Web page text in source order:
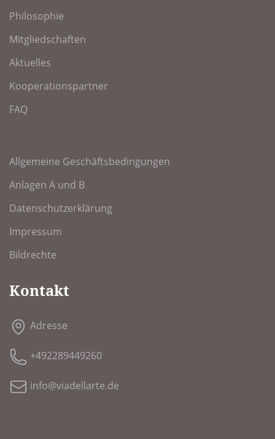
Philosophie
Mitgliedschaften
Aktuelles
Kooperationspartner
FAQ
Allgemeine Geschäftsbedingungen
Anlagen A und B
Datenschutzerklärung
Impressum
Bildrechte
Kontakt
Adresse
+492289449260
info@viadellarte.de